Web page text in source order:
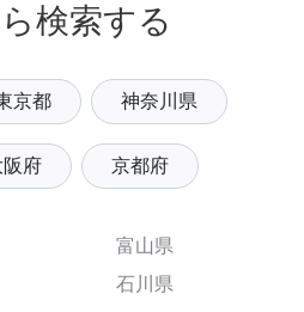
検索する
京都 神奈川県
阪府 京都府
富山県
石川県